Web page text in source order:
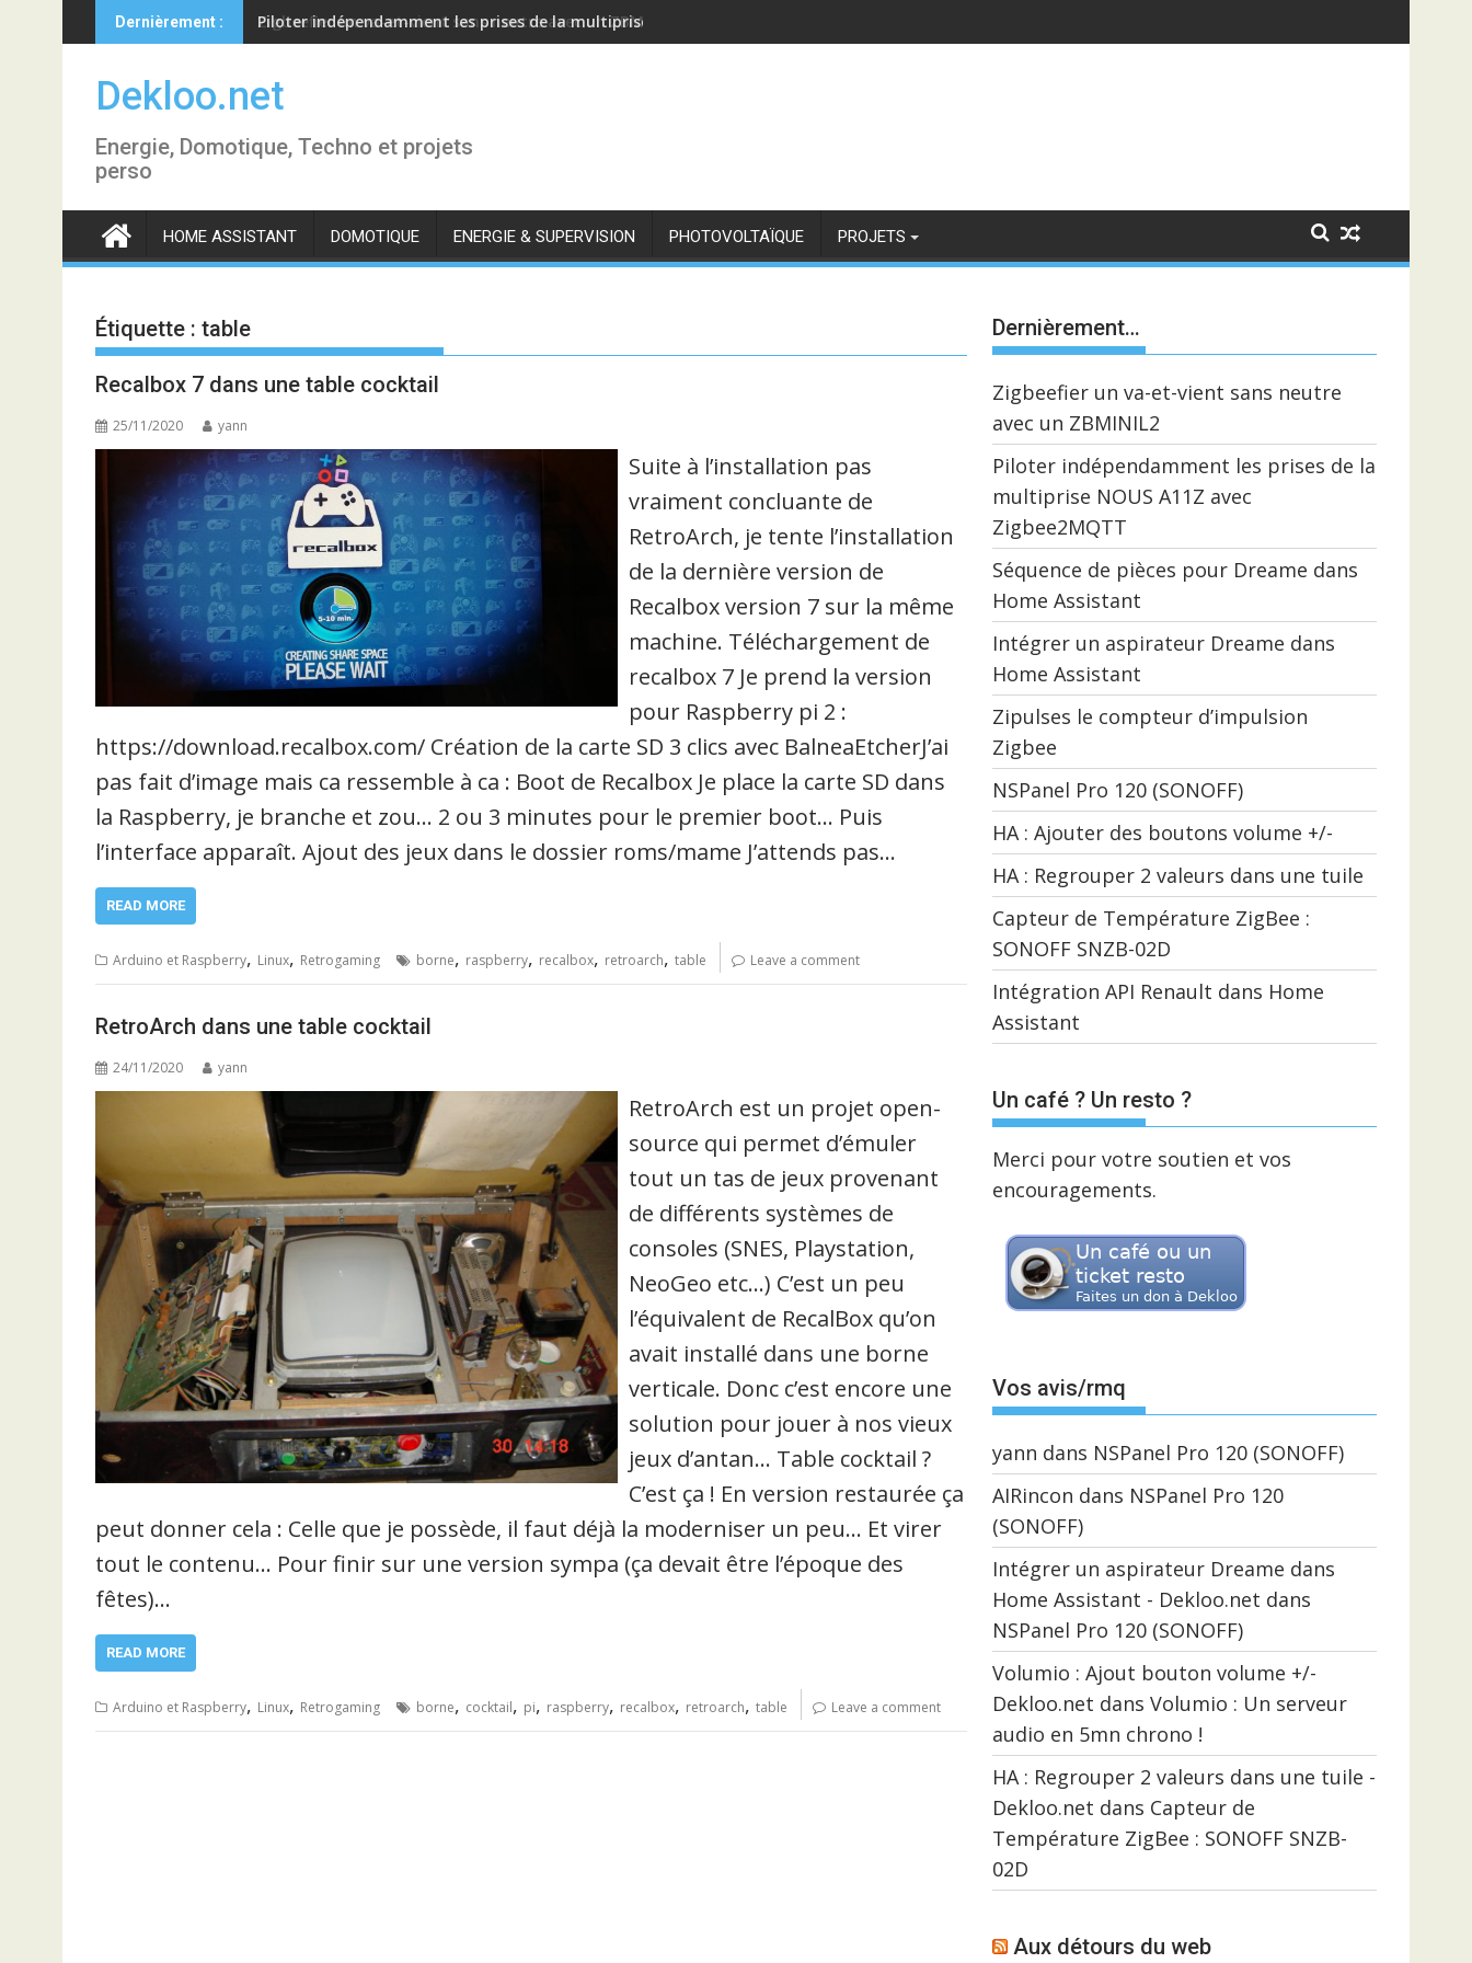
to
content
Dernièrement : Piloter indépendamment les prises de la multiprise NOUS A11Z avec Zigbee2MQTT
Dekloo.net
Energie, Domotique, Techno et projets
perso
HOME ASSISTANT DOMOTIQUE ENERGIE & SUPERVISION PHOTOVOLTAÏQUE PROJETS
Étiquette : table
Recalbox 7 dans une table cocktail
25/11/2020 yann
Suite à l’installation pas
vraiment concluante de
RetroArch, je tente l’installation
de la dernière version de
Recalbox version 7 sur la même
machine. Téléchargement de
recalbox 7 Je prend la version
pour Raspberry pi 2 :
https://download.recalbox.com/ Création de la carte SD 3 clics avec BalneaEtcherJ’ai
pas fait d’image mais ca ressemble à ca : Boot de Recalbox Je place la carte SD dans
la Raspberry, je branche et zou… 2 ou 3 minutes pour le premier boot… Puis
l’interface apparaît. Ajout des jeux dans le dossier roms/mame J’attends pas…
READ MORE
Arduino et Raspberry, Linux, Retrogaming borne, raspberry, recalbox, retroarch, table Leave a comment
RetroArch dans une table cocktail
24/11/2020 yann
RetroArch est un projet open-
source qui permet d’émuler
tout un tas de jeux provenant
de différents systèmes de
consoles (SNES, Playstation,
NeoGeo etc…) C’est un peu
l’équivalent de RecalBox qu’on
avait installé dans une borne
verticale. Donc c’est encore une
solution pour jouer à nos vieux
jeux d’antan… Table cocktail ?
C’est ça ! En version restaurée ça
peut donner cela : Celle que je possède, il faut déjà la moderniser un peu… Et virer
tout le contenu… Pour finir sur une version sympa (ça devait être l’époque des
fêtes)…
READ MORE
Arduino et Raspberry, Linux, Retrogaming borne, cocktail, pi, raspberry, recalbox, retroarch, table Leave a comment
Dernièrement…
Zigbeefier un va-et-vient sans neutre
avec un ZBMINIL2
Piloter indépendamment les prises de la
multiprise NOUS A11Z avec
Zigbee2MQTT
Séquence de pièces pour Dreame dans
Home Assistant
Intégrer un aspirateur Dreame dans
Home Assistant
Zipulses le compteur d’impulsion
Zigbee
NSPanel Pro 120 (SONOFF)
HA : Ajouter des boutons volume +/-
HA : Regrouper 2 valeurs dans une tuile
Capteur de Température ZigBee :
SONOFF SNZB-02D
Intégration API Renault dans Home
Assistant
Un café ? Un resto ?
Merci pour votre soutien et vos
encouragements.
Vos avis/rmq
yann dans NSPanel Pro 120 (SONOFF)
AIRincon dans NSPanel Pro 120
(SONOFF)
Intégrer un aspirateur Dreame dans
Home Assistant - Dekloo.net dans
NSPanel Pro 120 (SONOFF)
Volumio : Ajout bouton volume +/-
Dekloo.net dans Volumio : Un serveur
audio en 5mn chrono !
HA : Regrouper 2 valeurs dans une tuile -
Dekloo.net dans Capteur de
Température ZigBee : SONOFF SNZB-
02D
Aux détours du web